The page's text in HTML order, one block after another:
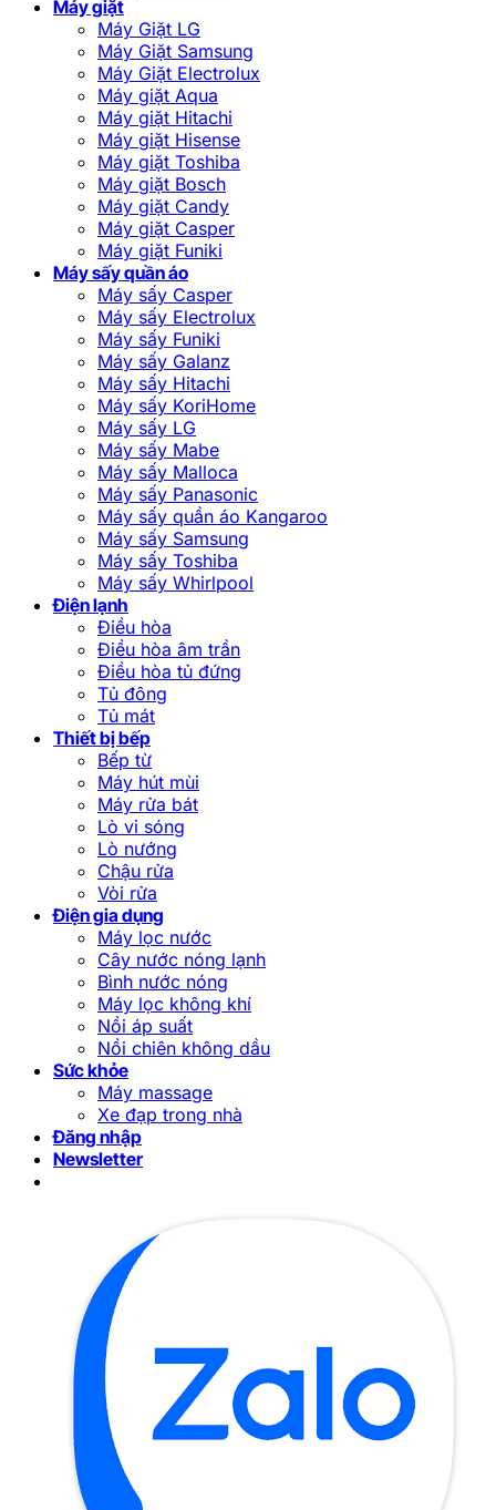
Máy giặt
Máy Giặt LG
Máy Giặt Samsung
Máy Giặt Electrolux
Máy giặt Aqua
Máy giặt Hitachi
Máy giặt Hisense
Máy giặt Toshiba
Máy giặt Bosch
Máy giặt Candy
Máy giặt Casper
Máy giặt Funiki
Máy sấy quần áo
Máy sấy Casper
Máy sấy Electrolux
Máy sấy Funiki
Máy sấy Galanz
Máy sấy Hitachi
Máy sấy KoriHome
Máy sấy LG
Máy sấy Mabe
Máy sấy Malloca
Máy sấy Panasonic
Máy sấy quần áo Kangaroo
Máy sấy Samsung
Máy sấy Toshiba
Máy sấy Whirlpool
Điện lạnh
Điều hòa
Điều hòa âm trần
Điều hòa tủ đứng
Tủ đông
Tủ mát
Thiết bị bếp
Bếp từ
Máy hút mùi
Máy rửa bát
Lò vi sóng
Lò nướng
Chậu rửa
Vòi rửa
Điện gia dụng
Máy lọc nước
Cây nước nóng lạnh
Bình nước nóng
Máy lọc không khí
Nồi áp suất
Nồi chiên không dầu
Sức khỏe
Máy massage
Xe đạp trong nhà
Đăng nhập
Newsletter